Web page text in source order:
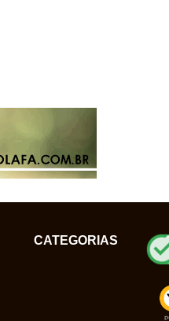
CATEGORIAS